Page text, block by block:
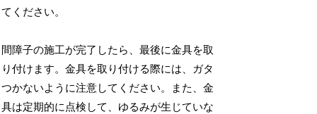
てください。
間障子の施工が完了したら、最後に金具を取
り付けます。金具を取り付ける際には、ガタ
つかないように注意してください。また、金
具は定期的に点検して、ゆるみが生じていな